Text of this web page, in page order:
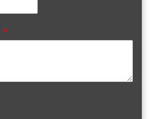
*